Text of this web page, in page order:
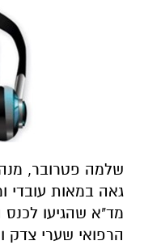
שלמה פטרובר,
גאה במאות עובדי
מד"א שהגיעו
הרפואי שערי צדק